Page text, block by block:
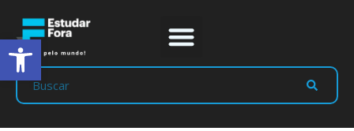
Abrir a barra de ferramentas